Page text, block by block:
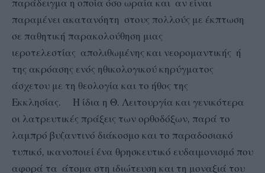
παράδειγμα η οποία όσο ωραία και αν είναι
παραμένει ακατανόητη στους πολλούς με έκπτωση
σε παθητική παρακολούθηση μιας
ιεροτελεστίας απολιθωμένης και νεορομαντικής ή
της ακρόασης ενός ηθικολογικού κηρύγματος
άσχετου με τη θεολογία και το ήθος της
Εκκλησίας. Η ίδια η Θ. Λειτουργία και γενικότερα
οι λατρευτικές πράξεις των ορθοδόξων, παρά το
λαμπρό βυζαντινό διάκοσμο και το παραδοσιακό
τυπικό, ικανοποιεί ένα θρησκευτικό ευδαιμονισμό που
αφορά τα άτομα στη ιδιώτευση και τη μοναξιά του